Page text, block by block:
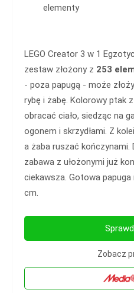
elementy
LEGO Creator 3 w 1
zestaw złożony z 253
- poza papugą - może
rybę i żabę. Kolorowy ptak
obracać ciało, siedząc na
ogonem i skrzydłami. Z
a żaba ruszać
zabawa z ułożonymi już
ciekawsza. Gotowa
cm.
Zobacz